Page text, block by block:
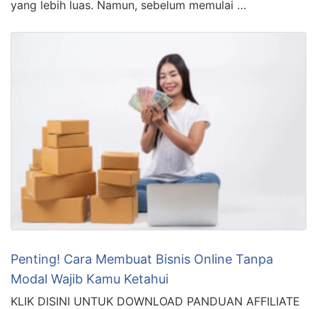
yang lebih luas. Namun, sebelum memulai …
Penting! Cara Membuat Bisnis Online Tanpa
Modal Wajib Kamu Ketahui
KLIK DISINI UNTUK DOWNLOAD PANDUAN AFFILIATE